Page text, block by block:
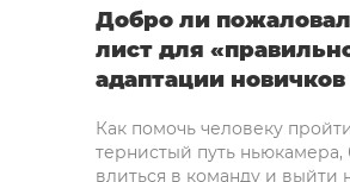
Добро ли
лист для
адаптации новичков
Как помочь человеку
тернистый путь ньюкамера,
влиться в команду и выйти